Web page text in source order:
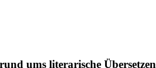
ums literarische Übersetzen